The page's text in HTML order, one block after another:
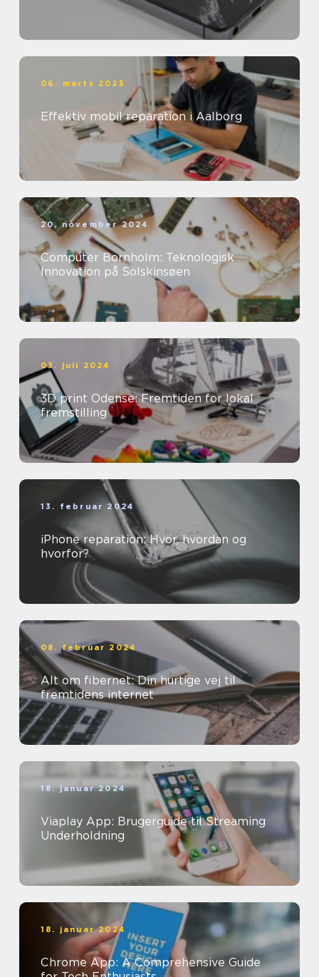
06. marts 2025
Effektiv mobil reparation i Aalborg
20. november 2024
Computer Bornholm: Teknologisk
Innovation på Solskinsøen
03. juli 2024
3D print Odense: Fremtiden for lokal
fremstilling
13. februar 2024
iPhone reparation: Hvor, hvordan og
hvorfor?
08. februar 2024
Alt om fibernet: Din hurtige vej til
fremtidens internet
18. januar 2024
Viaplay App: Brugerguide til Streaming
Underholdning
18. januar 2024
Chrome App: A Comprehensive Guide